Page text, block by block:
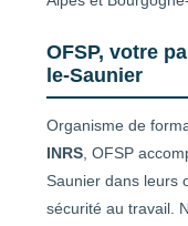
OFSP, votre
le-Saunier
Organisme de
INRS , OFSP
Saunier dans leurs
sécurité au travail.